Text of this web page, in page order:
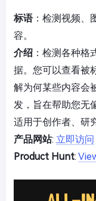
标语：检测视频、
容。
介绍 ：检测各种格
据。您可以查看被
解为何某些内容会
发，旨在帮助您无
适用于创作者、研
产品网站: 立即访问
Product Hunt: